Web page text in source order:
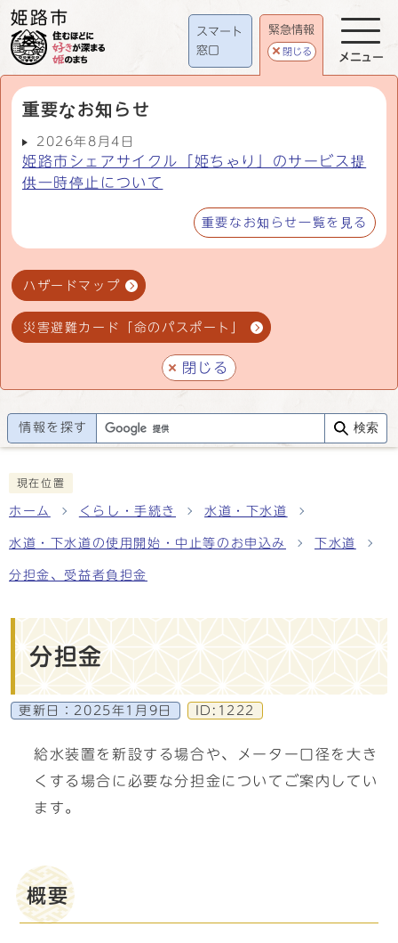
スマート
窓口
緊急情報
閉じる
重要なお知らせ
2026年8月4日
姫路市シェアサイクル「姫ちゃり」のサービス提
供一時停止について
重要なお知らせ一覧を見る
ハザードマップ
災害避難カード「命のパスポート」
閉じる
メニュー
情報を探す 検索
現在位置
ホーム くらし・手続き 水道・下水道
水道・下水道の使用開始・中止等のお申込み 下水道
分担金、受益者負担金
分担金
更新日： 2025年1月9日 ID:1222
給水装置を新設する場合や、メーター口径を大き
くする場合に必要な分担金についてご案内してい
ます。
概要